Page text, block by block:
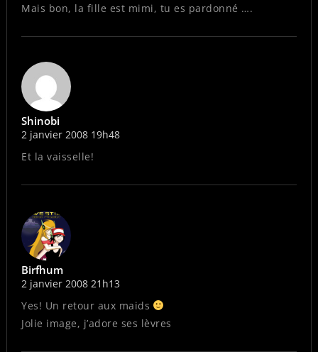
Mais bon, la fille est mimi, tu es pardonné ….
Shinobi
2 janvier 2008 19h48
Et la vaisselle!
Birfhum
2 janvier 2008 21h13
Yes! Un retour aux maids
Jolie image, j’adore ses lèvres